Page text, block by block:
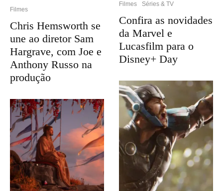
Filmes
Chris Hemsworth se
une ao diretor Sam
Hargrave, com Joe e
Anthony Russo na
produção
Filmes Séries & TV
Confira as novidades
da Marvel e
Lucasfilm para o
Disney+ Day